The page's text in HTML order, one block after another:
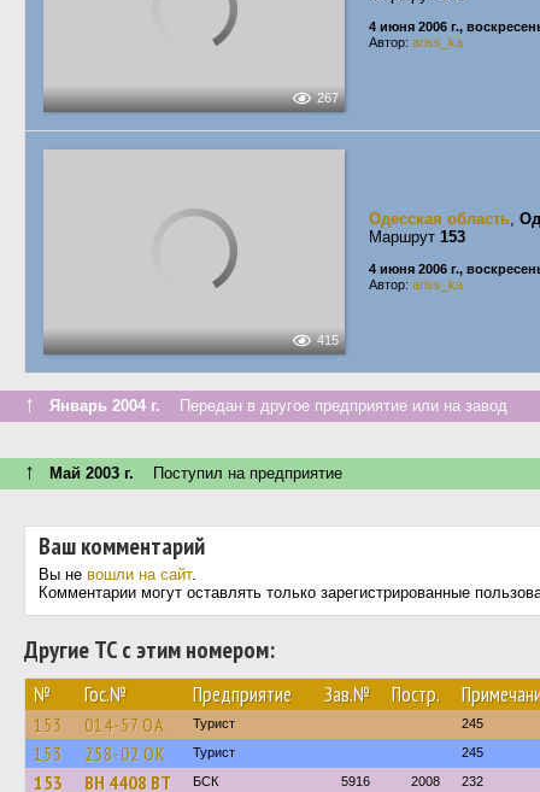
267
4 июня 2006 г.,
Автор: ariss_ka
415
Одесская область,
Маршрут 153
4 июня 2006 г.,
Автор: ariss_ka
↑ Январь 2004 г. Передан в другое предприятие или на завод
↑ Май 2003 г. Поступил на предприятие
Ваш комментарий
Вы не вошли на сайт.
Комментарии могут оставлять только зарегистрированные
Другие ТС с этим номером:
№ Гос.№ Предприятие Зав.№ Постр.
153 014-57 ОА Турист 245
153 258-02 ОК Турист 245
153 BH 4408 BT БСК 5916 2008 232